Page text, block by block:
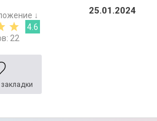
↓
4.6
22
25.01.2024